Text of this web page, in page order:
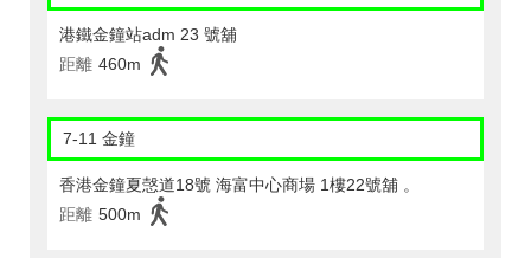
港鐵金鐘站adm 23 號舖
距離 460m
7-11 金鐘
香港金鐘夏愨道18號 海富中心商場 1樓22號舖 。
距離 500m